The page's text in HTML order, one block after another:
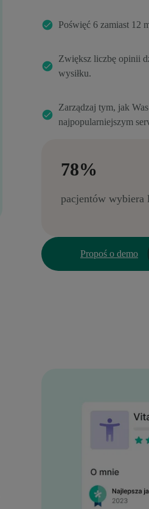
Poświęć 6 zamiast 12
Zwiększ liczbę opinii
wysiłku.
Zarządzaj tym, jak
najpopularniejszym
78%
pacjentów wybiera
Propoś o demo